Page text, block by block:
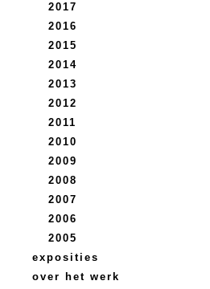
2017
2016
2015
2014
2013
2012
2011
2010
2009
2008
2007
2006
2005
exposities
over het werk